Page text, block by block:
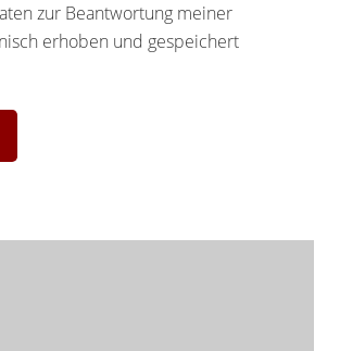
zur Beantwortung meiner
erhoben und gespeichert